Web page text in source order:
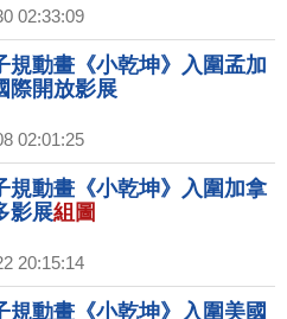
02:33:09
規動畫《小乾坤》入圍孟加
際開放影展
02:01:25
規動畫《小乾坤》入圍加拿
影展組圖
20:15:14
規動畫《小乾坤》入圍美國